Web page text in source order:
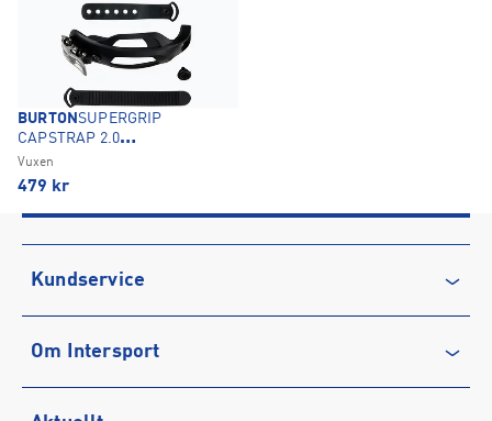
BURTONSUPERGRIP
CAPSTRAP 2.0
SNOWBOARDBINDNING
Vuxen
479 kr
Kundservice
Vanliga frågor & svar
Om Intersport